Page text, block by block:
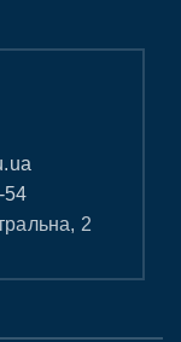
54
2